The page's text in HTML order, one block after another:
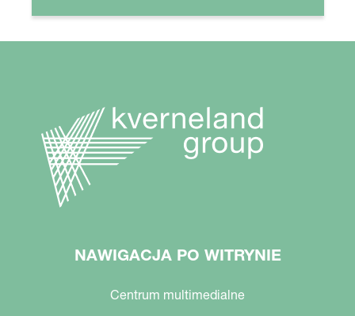
NAWIGACJA PO WITRYNIE
Centrum multimedialne